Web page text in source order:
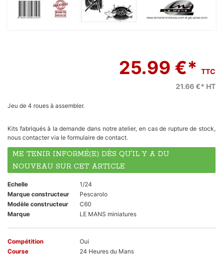
25.99 €* TTC
21.66 €* HT
Jeu de 4 roues à assembler.
Kits fabriqués à la demande dans notre atelier, en cas de rupture de stock,
nous contacter via le formulaire de contact.
ME TENIR INFORMÉ(E) DÈS QU'IL Y A DU
NOUVEAU SUR CET ARTICLE
Echelle
1/24
Marque constructeur
Pescarolo
Modèle constructeur
C60
Marque
LE MANS miniatures
Compétition
Oui
Course
24 Heures du Mans